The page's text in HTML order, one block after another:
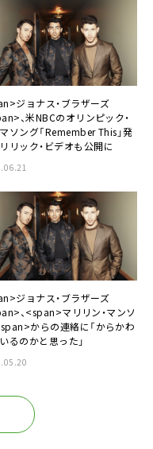
ジョナス・ブラザーズ
、米NBCのオリンピック・
ソング「Remember This」発
リック・ビデオも公開に
ジョナス・ブラザーズ
、<span>マリリン・マンソ
からの連絡に「からかわ
るのかと思った」